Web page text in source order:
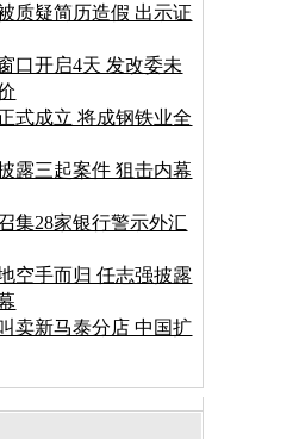
质疑简历造假 出示证
口开启4天 发改委未
式成立 将成钢铁业全
露三起案件 狙击内幕
集28家银行警示外汇
空手而归 任志强披露
卖新马泰分店 中国扩